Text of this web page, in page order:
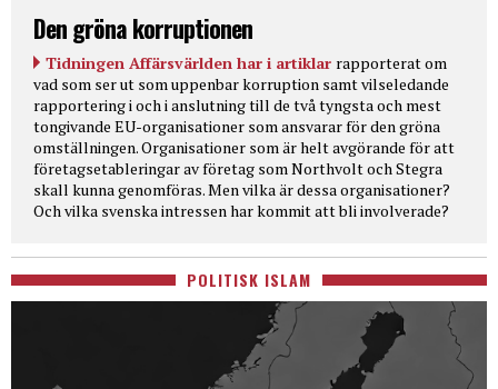
Den gröna korruptionen
Tidningen Affärsvärlden har i artiklar rapporterat om
vad som ser ut som uppenbar korruption samt vilseledande
rapportering i och i anslutning till de två tyngsta och mest
tongivande EU-organisationer som ansvarar för den gröna
omställningen. Organisationer som är helt avgörande för att
företagsetableringar av företag som Northvolt och Stegra
skall kunna genomföras. Men vilka är dessa organisationer?
Och vilka svenska intressen har kommit att bli involverade?
POLITISK ISLAM